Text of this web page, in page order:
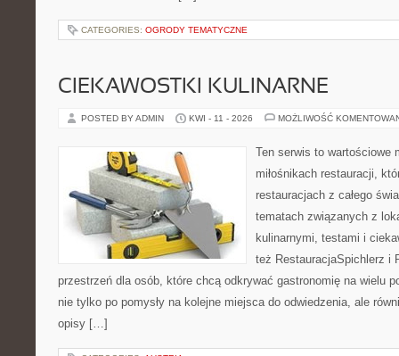
CATEGORIES: OGRODY TEMATYCZNE
CIEKAWOSTKI KULINARNE
POSTED BY ADMIN KWI - 11 - 2026 MOŻLIWOŚĆ
Ten serwis to wartościowe
miłośnikach restauracji,
restauracjach z całego
tematach związanych z
kulinarnymi, testami i
też RestauracjaSpichlerz i
przestrzeń dla osób, które chcą odkrywać gastronomię na wielu
nie tylko po pomysły na kolejne miejsca do odwiedzenia, ale
opisy […]